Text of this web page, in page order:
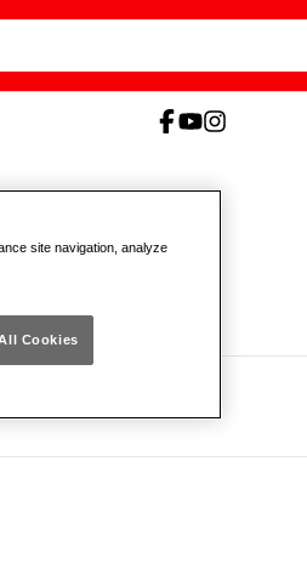
site navigation, analyze
Cookies